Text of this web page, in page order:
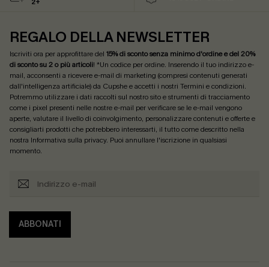
REGALO DELLA NEWSLETTER
Iscriviti ora per approfittare del 15% di sconto senza minimo d'ordine e del 20%
di sconto su 2 o più articoli! *Un codice per ordine. Inserendo il tuo indirizzo e-
mail, acconsenti a ricevere e-mail di marketing (compresi contenuti generati
dall'intelligenza artificiale) da Cupshe e accetti i nostri Termini e condizioni.
Potremmo utilizzare i dati raccolti sul nostro sito e strumenti di tracciamento
come i pixel presenti nelle nostre e-mail per verificare se le e-mail vengono
aperte, valutare il livello di coinvolgimento, personalizzare contenuti e offerte e
consigliarti prodotti che potrebbero interessarti, il tutto come descritto nella
nostra Informativa sulla privacy. Puoi annullare l'iscrizione in qualsiasi
momento.
ABBONATI